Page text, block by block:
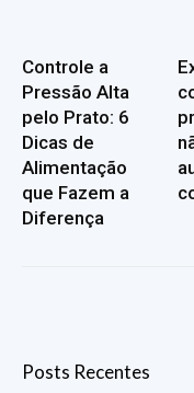
Controle a
Pressão Alta
pelo Prato: 6
Dicas de
Alimentação
que Fazem a
Diferença
Posts Recentes